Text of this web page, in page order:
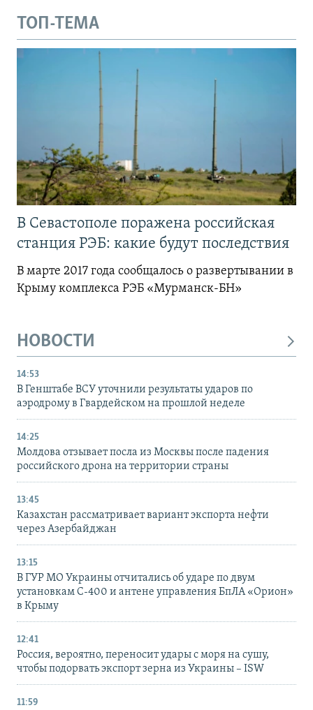
ТОП-ТЕМА
В Севастополе поражена российская
станция РЭБ: какие будут последствия
В марте 2017 года сообщалось о развертывании в
Крыму комплекса РЭБ «Мурманск-БН»
НОВОСТИ
14:53
В Генштабе ВСУ уточнили результаты ударов по
аэродрому в Гвардейском на прошлой неделе
14:25
Молдова отзывает посла из Москвы после падения
российского дрона на территории страны
13:45
Казахстан рассматривает вариант экспорта нефти
через Азербайджан
13:15
В ГУР МО Украины отчитались об ударе по двум
установкам С-400 и антене управления БпЛА «Орион»
в Крыму
12:41
Россия, вероятно, переносит удары с моря на сушу,
чтобы подорвать экспорт зерна из Украины – ISW
11:59